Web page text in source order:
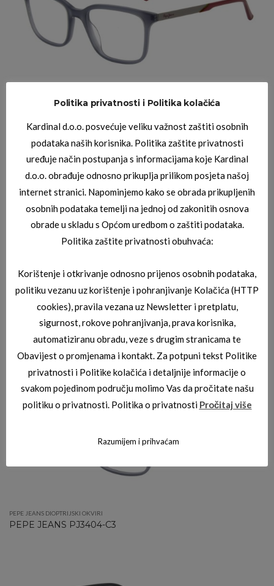
PEPE JEANS DIOPTRIJSKI OKVIRI
PEPE JEANS DIOPTRIJSKI OKVIRI
PEPE JEANS PJ1327-C3
PEPE JEANS DIOPTRIJSKI OKVIRI
PEPE JEANS PJ3404-C3
Politika privatnosti i Politika kolačića
Kardinal d.o.o. posvećuje veliku važnost zaštiti osobnih
podataka naših korisnika. Politika zaštite privatnosti
uređuje način postupanja s informacijama koje Kardinal
d.o.o. obrađuje odnosno prikuplja prilikom posjeta našoj
internet stranici. Napominjemo kako se obrada prikupljenih
osobnih podataka temelji na jednoj od zakonitih osnova
obrade u skladu s Općom uredbom o zaštiti podataka.
Politika zaštite privatnosti obuhvaća:
Korištenje i otkrivanje odnosno prijenos osobnih podataka,
politiku vezanu uz korištenje i pohranjivanje Kolačića (HTTP
cookies), pravila vezana uz Newsletter i pretplatu,
sigurnost, rokove pohranjivanja, prava korisnika,
automatiziranu obradu, veze s drugim stranicama te
Obavijest o promjenama i kontakt. Za potpuni tekst Politike
privatnosti i Politike kolačića i detaljnije informacije o
svakom pojedinom području molimo Vas da pročitate našu
politiku o privatnosti. Politika o privatnosti Pročitaj više
Razumijem i prihvaćam